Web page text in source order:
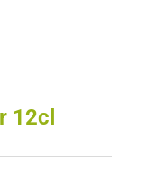
12cl